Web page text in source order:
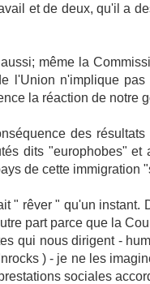
et de deux, qu'il a
même la
l'Union n'implique
la réaction de notre
des
dits "europhobes"
de cette immigration
" rêver " qu'un
part parce que la
qui nous dirigent -
) - je ne les
sociales